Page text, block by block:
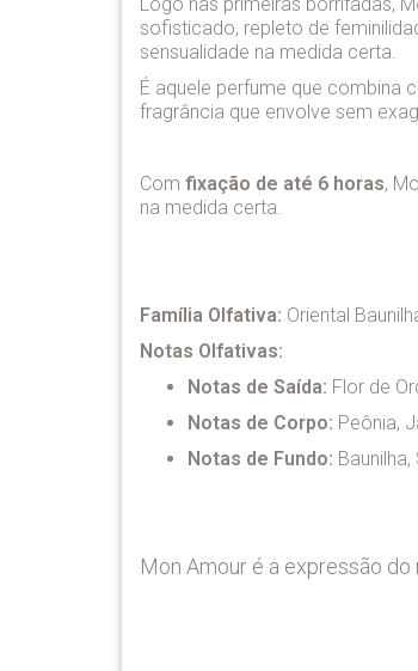
sofisticado, repleto de
sensualidade na medida certa.
É aquele perfume que combina
fragrância que envolve sem
Com fixação de até 6 horas,
na medida certa.
Família Olfativa: Oriental
Notas Olfativas:
Notas de Saída: Flor de
Notas de Corpo: Peônia,
Notas de Fundo:
Mon Amour é a expressão